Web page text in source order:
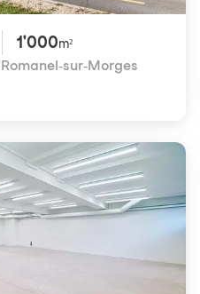
1'000m²
Romanel-sur-Morges